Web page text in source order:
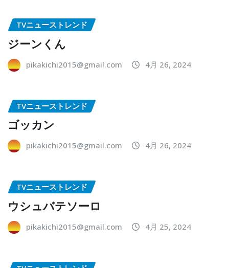
TVニューストレンド
ジーンくん
pikakichi2015@gmail.com 4月 26, 2024
TVニューストレンド
ゴッカン
pikakichi2015@gmail.com 4月 26, 2024
TVニューストレンド
ウシュバテソーロ
pikakichi2015@gmail.com 4月 25, 2024